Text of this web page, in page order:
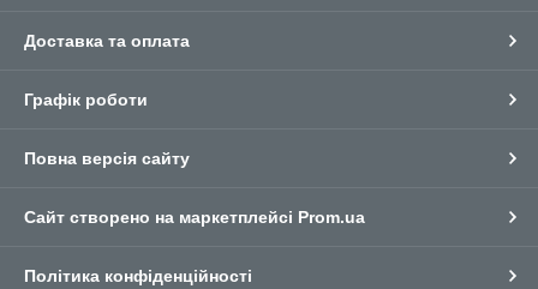
Доставка та оплата
Графік роботи
Повна версія сайту
Сайт створено на маркетплейсі Prom.ua
Політика конфіденційності